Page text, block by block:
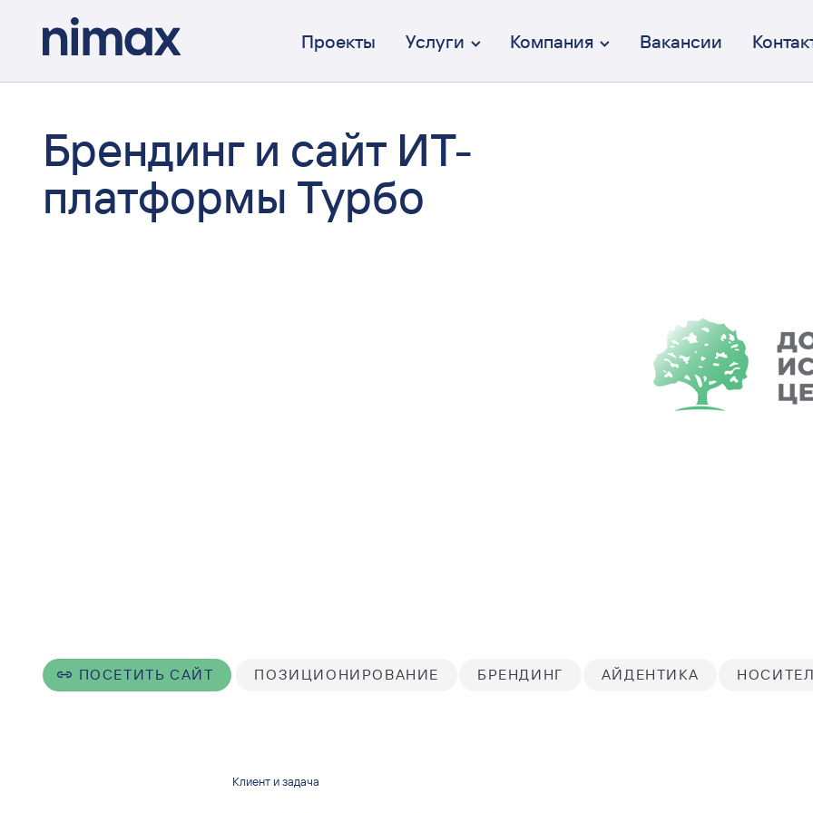
Проекты Услуги Компания Вакансии
Брендинг и сайт ИТ-
платформы Турбо
ПОСЕТИТЬ САЙТ ПОЗИЦИОНИРОВАНИЕ БРЕНДИНГ АЙДЕНТИКА
Клиент и задача